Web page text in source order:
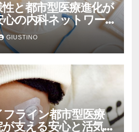
と都市型医療進化が
の内科ネットワー
GIUSTINO
ライン都市型医療
が支える安心と活気